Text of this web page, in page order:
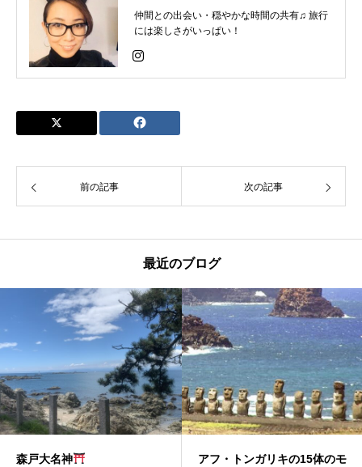
仲間との出会い・穏やかな時間の共有♫ 旅行
には楽しさがいっぱい！
前の記事 次の記事
最近のブログ
森戸大名神
アフ・トンガリキの15体のモ